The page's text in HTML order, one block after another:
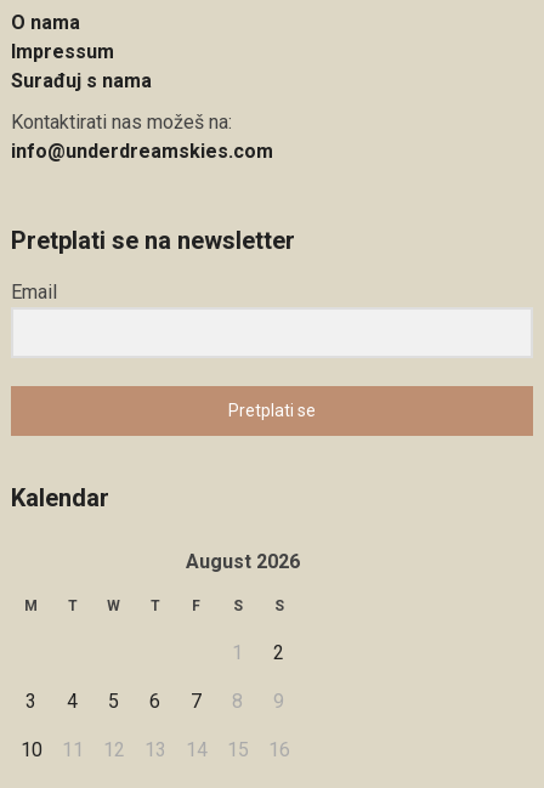
O nama
Impressum
Surađuj s nama
Kontaktirati nas možeš na:
info@underdreamskies.com
Pretplati se na newsletter
Email
Pretplati se
Kalendar
August 2026
M T W T F S S
1 2
3 4 5 6 7 8 9
10 11 12 13 14 15 16